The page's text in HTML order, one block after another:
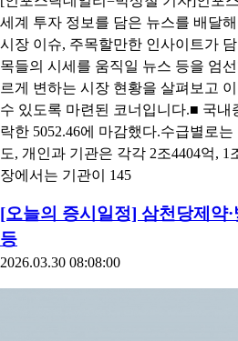
세계 투자 정보를 담은 뉴스를 배달
시장 이슈, 주목할만한 인사이트가
목들의 시세를 움직일 뉴스 등을 엄
르게 변하는 시장 현황을 살펴보고
수 있도록 마련된 코너입니다.■ 국내
락한 5052.46에 마감했다.수급별로
도, 개인과 기관은 각각 2조4404억, 1
장에서는 기관이 145
[오늘의 증시일정] 삼천당제약
등
2026.03.30 08:08:00